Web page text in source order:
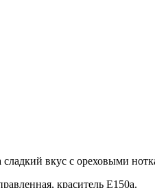
вкус с ореховыми
краситель Е150а.